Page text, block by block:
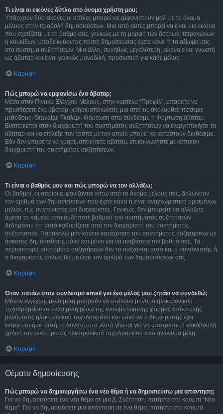
Τι είναι οι εικόνες δίπλα στο όνομα χρήστη μου;
Υπάρχουν δύο εικόνες οι οποίες μπορεί να εμφανιστούν μαζί με το όνομα
μέλους στην προβολή δημοσιεύσεων. Μια από αυτές μπορεί να είναι μια εικόνα
που σχετίζεται με το βαθμό σας, γενικώς με τη μορφή των άστρων, τετραγώνων
ή κουκίδων, υποδεικνύοντας πόσες δημοσιεύσεις έχετε κάνει ή το αξίωμα σας
στο σύστημα συζητήσεων. Μια άλλη, συνήθως μεγαλύτερη, εικόνα είναι γνωστή
ως άβαταρ και είναι γενικώς μοναδική, προσωπική για κάθε μέλος.
Κορυφή
Πώς μπορώ να εμφανίσω ένα άβαταρ;
Μέσα στον Πίνακα Ελέγχου Μέλους, στην καρτέλα “Προφίλ”, μπορείτε να
προσθέσετε ένα άβαταρ, χρησιμοποιώντας μια από τις ακόλουθες τέσσερις
μεθόδους: Gravatar, Γκαλερί, Φόρτωση από σύνδεσμο ή Φόρτωση άβαταρ.
Εναπόκειται στον διαχειριστή του συστήματος συζητήσεων να ενεργοποιήσει τα
άβαταρ και να επιλέξει τον τρόπο με τον οποίο μπορεί να καταστούν διαθέσιμα.
Εάν δεν μπορείτε να χρησιμοποιήσετε άβαταρ, επικοινωνήστε με κάποιον
διαχειριστή του συστήματος συζητήσεων.
Κορυφή
Τι είναι ο βαθμός μου και πώς μπορώ να τον αλλάξω;
Οι βαθμοί, οι οποίοι εμφανίζονται κάτω από το όνομα μέλους σας, δηλώνουν
τον αριθμό των δημοσιεύσεων που έχετε κάνει ή είναι αναγνωριστικό ορισμένων
μελών, π.χ. συντονιστές και διαχειριστές. Γενικώς, δεν μπορείτε να αλλάξετε
άμεσα το κείμενο οποιουδήποτε βαθμού του συστήματος συζητήσεων
δεδομένου ότι αυτό καθορίζεται από τον διαχειριστή του συστήματος
συζητήσεων. Παρακαλώ μην κάνετε κατάχρηση του συστήματος συζητήσεων με
άσκοπες δημοσιεύσεις μόνο και μόνο για να ανεβάσετε τον βαθμό σας. Τα
περισσότερα συστήματα συζητήσεων δεν το ανέχονται αυτό και ο συντονιστής ή
ο διαχειριστής απλώς θα μειώσει τον αριθμό των δημοσιεύσεων σας.
Κορυφή
Όταν πατάω στον σύνδεσμο email για ένα μέλος μου ζητάει να συνδεθώ;
Μόνον εγγεγραμμένα μέλη μπορούν να στείλουν μήνυμα ηλεκτρονικού
ταχυδρομείου σε άλλα μέλη μέσω της ενσωματωμένης φόρμας αποστολής
μηνύματος ηλεκτρονικού ταχυδρομείου και μόνο αν ο διαχειριστής έχει
ενεργοποιήσει αυτή τη δυνατότητα. Αυτό γίνεται για να αποτραπεί η κακόβουλη
χρήση του συστήματος ηλεκτρονικού ταχυδρομείου από ανώνυμα μέλη.
Κορυφή
Θέματα δημοσίευσης
Πώς μπορώ να δημιουργήσω ένα νέο θέμα ή να δημοσιεύσω μια απάντηση;
Για να δημοσιεύσετε ένα νέο θέμα σε μια Δ. Συζήτηση, πατήστε στο κουμπί “Νέο
θέμα”. Για να δημοσιεύσετε μια απάντηση σε ένα θέμα, πατήστε στο κουμπί